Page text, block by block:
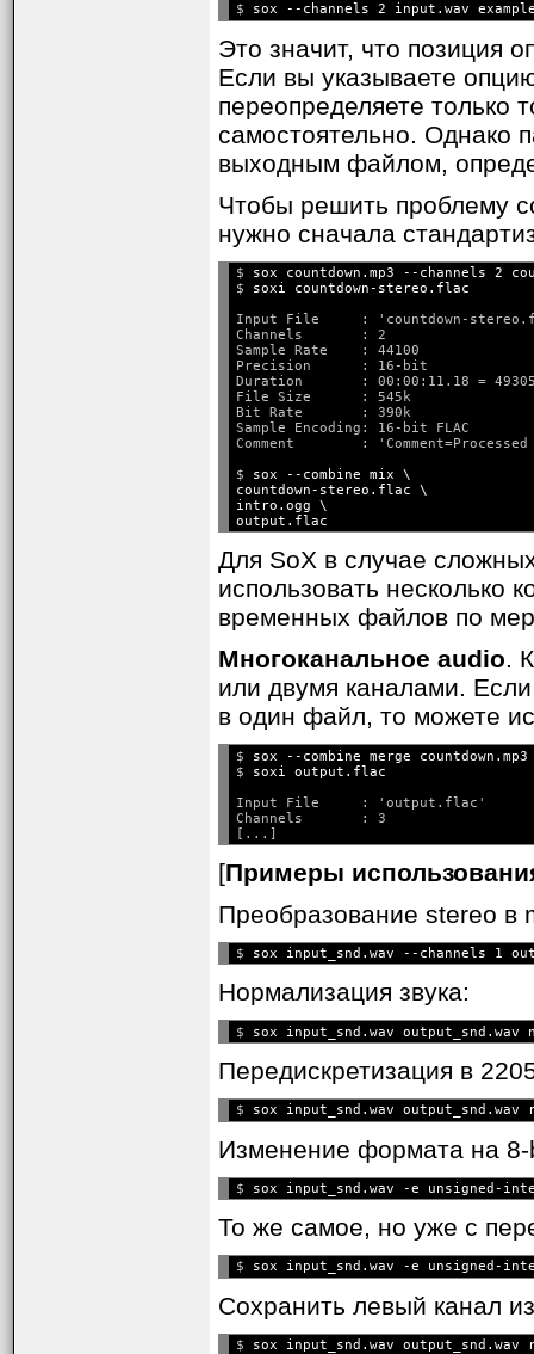
$
Это значит, что позиция
Если вы указываете
переопределяете только
самостоятельно. Однако
выходным файлом,
Чтобы решить проблему
нужно сначала
$ sox countdown.mp3 --channels 2
$ soxi countdown-stereo.flac
Input File     : 'countdown-
Channels       : 2
Sample Rate    : 44100
Precision      : 16-bit
Duration       : 00:00:11.18 =
File Size      : 545k
Bit Rate       : 390k
Sample Encoding: 16-bit FLAC
$ sox --combine mix \
countdown-stereo.flac \
intro.ogg \
Для SoX в случае
использовать несколько
временных файлов по
Многоканальное audio.
или двумя каналами.
в один файл, то можете
$ sox --combine merge
$ soxi output.flac
Input File     : 'output.flac'
Channels       : 3
[Примеры
Преобразование stereo в
$
Нормализация звука:
$
Передискретизация в
$
Изменение формата на
$
То же самое, но уже с
$
Сохранить левый канал
$